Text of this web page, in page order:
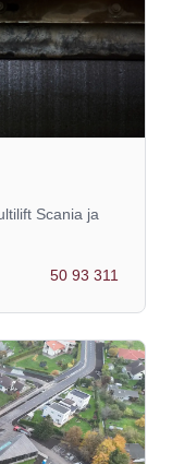
Scania ja
50 93 311